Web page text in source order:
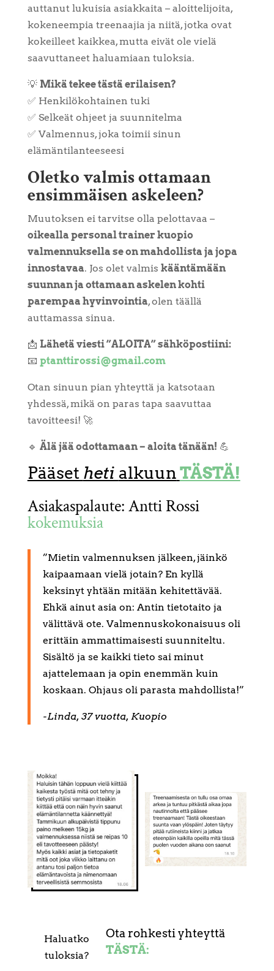
auttanut lukuisia asiakkaita – aloittelijoita,
kokeneempia treenaajia ja niitä, jotka ovat
kokeilleet kaikkea, mutta eivät ole vielä
saavuttaneet haluamiaan tuloksia.
💡 Mikä tekee tästä erilaisen?
✅ Henkilökohtainen tuki
✅ Selkeät ohjeet ja suunnitelma
✅ Valmennus, joka toimii sinun
elämäntilanteeseesi
Oletko valmis ottamaan
ensimmäisen askeleen?
Muutoksen ei tarvitse olla pelottavaa –
oikealla personal trainer kuopio
valmennuksella se on mahdollista ja jopa
innostavaa. Jos olet valmis kääntämään
suunnan ja ottamaan askelen kohti
parempaa hyvinvointia, olen täällä
auttamassa sinua.
📩 Lähetä viesti ”ALOITA” sähköpostiini:
📧 ptanttirossi@gmail.com
Otan sinuun pian yhteyttä ja katsotaan
yhdessä, mikä on paras tapa saavuttaa
tavoitteesi! 🚀
🔹 Älä jää odottamaan – aloita tänään! 💪
Pääset heti alkuunTÄSTÄ!
Asiakaspalaute: Antti Rossi
kokemuksia
”Mietin valmennuksen jälkeen, jäinkö
kaipaamaan vielä jotain? En kyllä
keksinyt yhtään mitään kehitettävää.
Ehkä ainut asia on: Antin tietotaito ja
välittävä ote. Valmennuskokonaisuus oli
erittäin ammattimaisesti suunniteltu.
Sisältö ja se kaikki tieto sai minut
ajattelemaan ja opin enemmän kuin
koskaan. Ohjaus oli parasta mahdollista!”
-Linda, 37 vuotta, Kuopio
Haluatko
tuloksia?
Ota rohkesti yhteyttä
TÄSTÄ: